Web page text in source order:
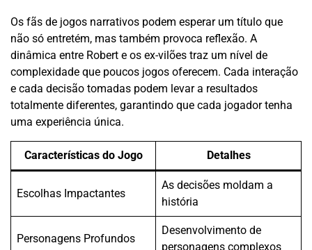
Os fãs de jogos narrativos podem esperar um título que
não só entretém, mas também provoca reflexão. A
dinâmica entre Robert e os ex-vilões traz um nível de
complexidade que poucos jogos oferecem. Cada interação
e cada decisão tomadas podem levar a resultados
totalmente diferentes, garantindo que cada jogador tenha
uma experiência única.
Características do Jogo Detalhes
Escolhas Impactantes
As decisões moldam a
história
Personagens Profundos
Desenvolvimento de
personagens complexos